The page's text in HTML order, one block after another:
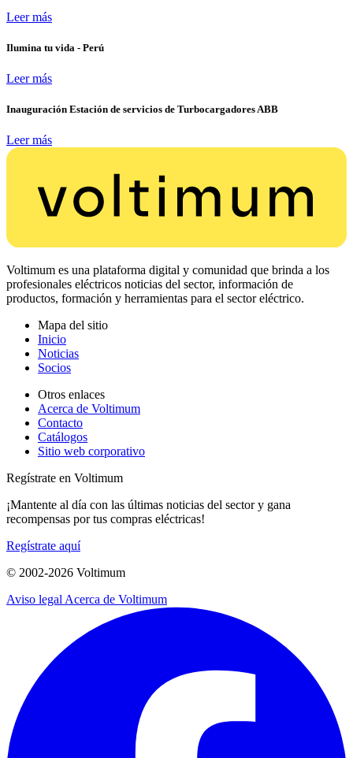
Leer más
Ilumina tu vida - Perú
Leer más
Inauguración Estación de servicios de Turbocargadores ABB
Leer más
Voltimum es una plataforma digital y comunidad que brinda a los
profesionales eléctricos noticias del sector, información de
productos, formación y herramientas para el sector eléctrico.
Mapa del sitio
Inicio
Noticias
Socios
Otros enlaces
Acerca de Voltimum
Contacto
Catálogos
Sitio web corporativo
Regístrate en Voltimum
¡Mantente al día con las últimas noticias del sector y gana
recompensas por tus compras eléctricas!
Regístrate aquí
© 2002-2026 Voltimum
Aviso legal Acerca de Voltimum